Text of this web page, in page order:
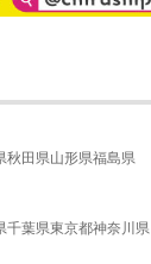
秋田県山形県福島県
千葉県東京都神奈川県